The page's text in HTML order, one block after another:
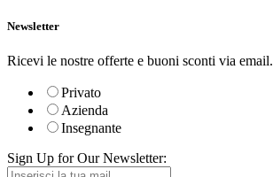
Newsletter
Ricevi le nostre offerte e buoni sconti via email.
Privato
Azienda
Insegnante
Sign Up for Our Newsletter: